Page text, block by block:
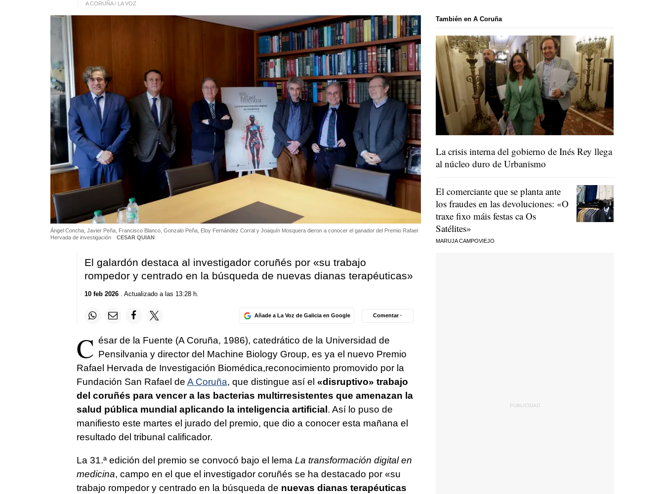
A CORUÑA / LA VOZ
Ángel Concha, Javier Peña, Francisco Blanco, Gonzalo Peña, Eloy Fernández Corral y Joaquín Mosquera dieron a conocer el ganador del Premio Rafael
Hervada de investigación
CESAR QUIAN
El galardón destaca al investigador coruñés por «su trabajo
rompedor y centrado en la búsqueda de nuevas dianas terapéuticas»
10 feb 2026. Actualizado a las 13:28 h.
Añade a La Voz de Galicia en Google Comentar ·
C ésar de la Fuente (A Coruña, 1986), catedrático de la Universidad de
Pensilvania y director del Machine Biology Group, es ya el nuevo Premio
Rafael Hervada de Investigación Biomédica,reconocimiento promovido por la
Fundación San Rafael de A Coruña, que distingue así el «disruptivo» trabajo
del coruñés para vencer a las bacterias multirresistentes que amenazan la
salud pública mundial aplicando la inteligencia artificial . Así lo puso de
manifiesto este martes el jurado del premio, que dio a conocer esta mañana el
resultado del tribunal calificador.
La 31.ª edición del premio se convocó bajo el lema La transformación digital en
medicina, campo en el que el investigador coruñés se ha destacado por «su
trabajo rompedor y centrado en la búsqueda de nuevas dianas terapéuticas
También en A Coruña
La crisis interna del gobierno de Inés Rey llega
al núcleo duro de Urbanismo
El comerciante que se planta ante
los fraudes en las devoluciones: «O
traxe fixo máis festas ca Os
Satélites»
MARUJA CAMPOVIEJO